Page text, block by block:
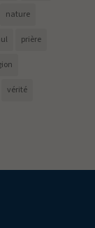
nature
prière
vérité